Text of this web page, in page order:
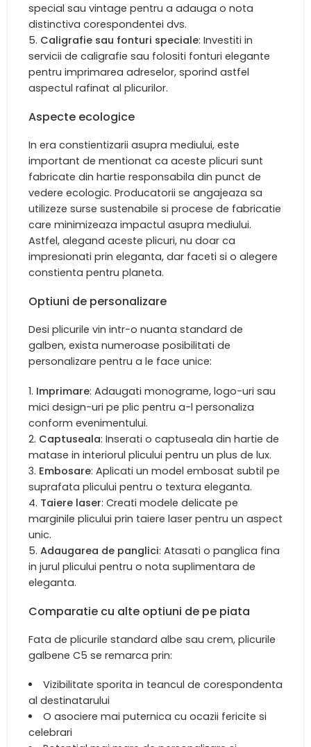
special sau vintage pentru a adauga o nota
distinctiva corespondentei dvs.
Caligrafie sau fonturi speciale: Investiti in
servicii de caligrafie sau folositi fonturi elegante
pentru imprimarea adreselor, sporind astfel
aspectul rafinat al plicurilor.
Aspecte ecologice
In era constientizarii asupra mediului, este
important de mentionat ca aceste plicuri sunt
fabricate din hartie responsabila din punct de
vedere ecologic. Producatorii se angajeaza sa
utilizeze surse sustenabile si procese de fabricatie
care minimizeaza impactul asupra mediului.
Astfel, alegand aceste plicuri, nu doar ca
impresionati prin eleganta, dar faceti si o alegere
constienta pentru planeta.
Optiuni de personalizare
Desi plicurile vin intr-o nuanta standard de
galben, exista numeroase posibilitati de
personalizare pentru a le face unice:
Imprimare: Adaugati monograme, logo-uri sau
mici design-uri pe plic pentru a-l personaliza
conform evenimentului.
Captuseala: Inserati o captuseala din hartie de
matase in interiorul plicului pentru un plus de lux.
Embosare: Aplicati un model embosat subtil pe
suprafata plicului pentru o textura eleganta.
Taiere laser: Creati modele delicate pe
marginile plicului prin taiere laser pentru un aspect
unic.
Adaugarea de panglici: Atasati o panglica fina
in jurul plicului pentru o nota suplimentara de
eleganta.
Comparatie cu alte optiuni de pe piata
Fata de plicurile standard albe sau crem, plicurile
galbene C5 se remarca prin:
Vizibilitate sporita in teancul de corespondenta
al destinatarului
O asociere mai puternica cu ocazii fericite si
celebrari